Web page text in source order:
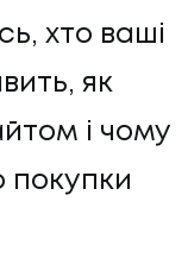
хто ваші
як
і чому
покупки